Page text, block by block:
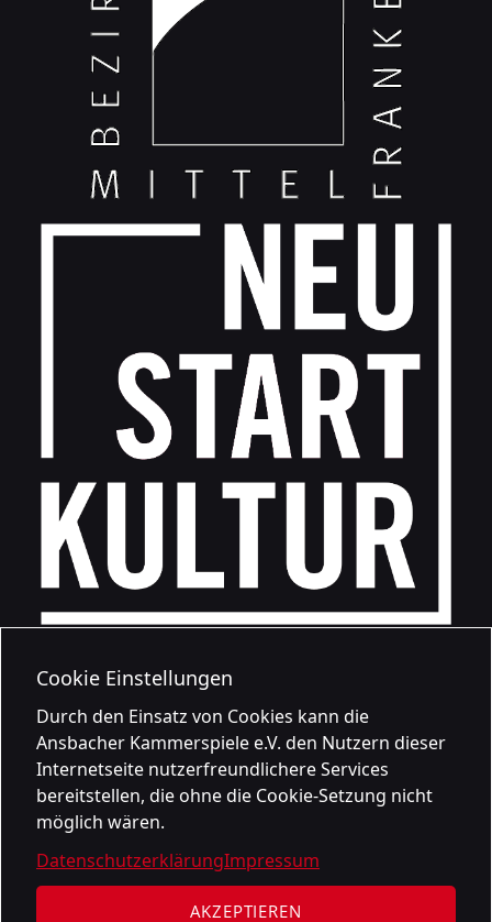
Cookie Einstellungen
Durch den Einsatz von Cookies kann die
Ansbacher Kammerspiele e.V. den Nutzern dieser
Internetseite nutzerfreundlichere Services
bereitstellen, die ohne die Cookie-Setzung nicht
möglich wären.
AKZEPTIEREN
DatenschutzerklärungImpressum